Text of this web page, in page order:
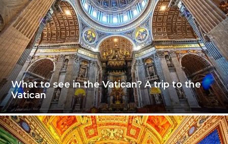
What to see in the Vatican? A trip to the
Vatican